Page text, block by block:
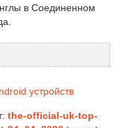
в Соединенном
the-official-uk-top-